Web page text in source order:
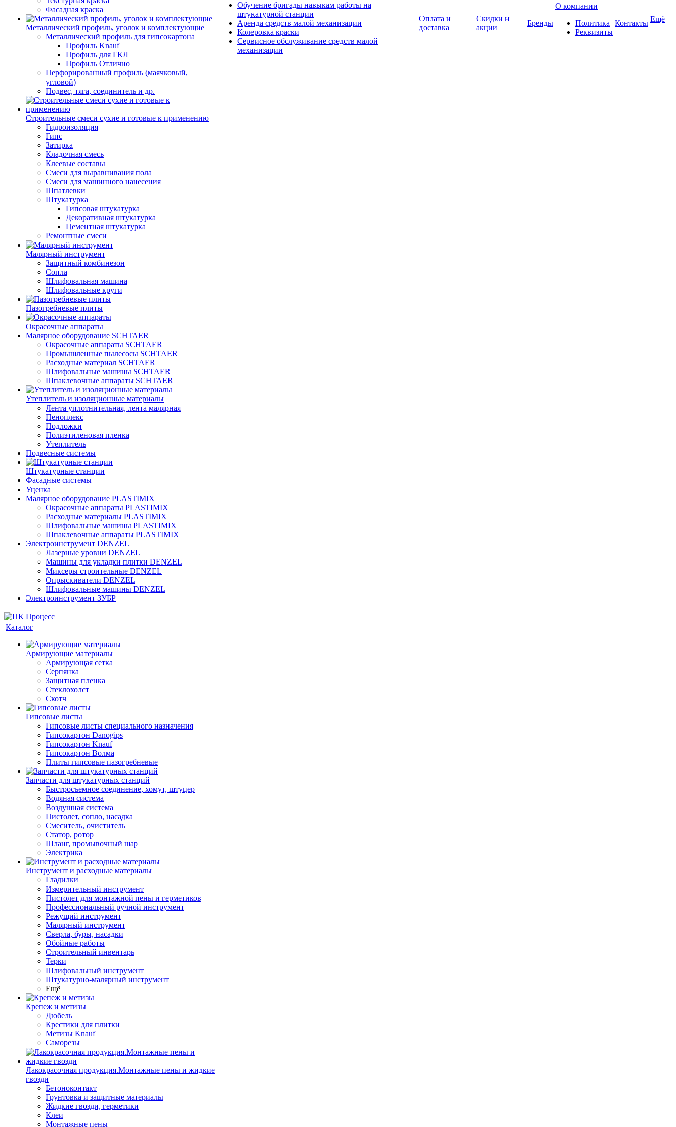
Фасадная краска
Металлический профиль, уголок и комплектующие
Металлический профиль для гипсокартона
Профиль Knauf
Профиль для ГКЛ
Профиль Отлично
Перфорированный профиль (маячковый,
угловой)
Подвес, тяга, соединитель и др.
Строительные смеси сухие и готовые к применению
Гидроизоляция
Гипс
Затирка
Кладочная смесь
Клеевые составы
Смеси для выравнивания пола
Смеси для машинного нанесения
Шпатлевки
Штукатурка
Гипсовая штукатурка
Декоративная штукатурка
Цементная штукатурка
Ремонтные смеси
Малярный инструмент
Защитный комбинезон
Сопла
Шлифовальная машина
Шлифовальные круги
Пазогребневые плиты
Окрасочные аппараты
Малярное оборудование SCHTAER
Окрасочные аппараты SCHTAER
Промышленные пылесосы SCHTAER
Расходные материал SCHTAER
Шлифовальные машины SCHTAER
Шпаклевочные аппараты SCHTAER
Утеплитель и изоляционные материалы
Лента уплотнительная, лента малярная
Пеноплекс
Подложки
Полиэтиленовая пленка
Утеплитель
Подвесные системы
Штукатурные станции
Фасадные системы
Уценка
Малярное оборудование PLASTIMIX
Окрасочные аппараты PLASTIMIX
Расходные материалы PLASTIMIX
Шлифовальные машины PLASTIMIX
Шпаклевочные аппараты PLASTIMIX
Электроинструмент DENZEL
Лазерные уровни DENZEL
Машины для укладки плитки DENZEL
Миксеры строительные DENZEL
Опрыскиватели DENZEL
Шлифовальные машины DENZEL
Электроинструмент ЗУБР
Обучение бригады навыкам работы на
штукатурной станции
Аренда средств малой механизации
Колеровка краски
Сервисное обслуживание средств малой
механизации
Оплата и
доставка
Скидки и
акции
Бренды
О компании
Политика
Реквизиты
Контакты Ещё
Каталог
Армирующие материалы
Армирующая сетка
Серпянка
Защитная пленка
Стеклохолст
Скотч
Гипсовые листы
Гипсовые листы специального назначения
Гипсокартон Danogips
Гипсокартон Knauf
Гипсокартон Волма
Плиты гипсовые пазогребневые
Запчасти для штукатурных станций
Быстросъемное соединение, хомут, штуцер
Водяная система
Воздушная система
Пистолет, сопло, насадка
Смеситель, очиститель
Статор, ротор
Шланг, промывочный шар
Электрика
Инструмент и расходные материалы
Гладилки
Измерительный инструмент
Пистолет для монтажной пены и герметиков
Профессиональный ручной инструмент
Режущий инструмент
Малярный инструмент
Сверла, буры, насадки
Обойные работы
Строительный инвентарь
Терки
Шлифовальный инструмент
Штукатурно-малярный инструмент
Ещё
Крепеж и метизы
Дюбель
Крестики для плитки
Метизы Knauf
Саморезы
Лакокрасочная продукция.Монтажные пены и жидкие
гвозди
Бетоноконтакт
Грунтовка и защитные материалы
Жидкие гвозди, герметики
Клеи
Монтажные пены